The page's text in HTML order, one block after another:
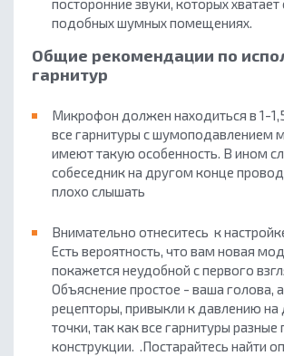
посторонние звуки, которых
подобных шумных помещениях.
Общие рекомендации по
гарнитур
Микрофон должен находиться в 1-
все гарнитуры с шумоподавлением
имеют такую особенность. В ином
собеседник на другом конце
плохо слышать
Внимательно отнеситесь к
Есть вероятность, что вам новая
покажется неудобной с первого
Объяснение простое - ваша голова,
рецепторы, привыкли к давлению на
точки, так как все гарнитуры разные
конструкции. .Постарайтесь найти